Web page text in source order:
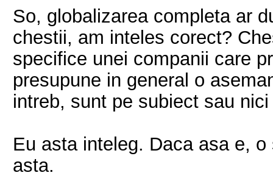
So, globalizarea completa ar
chestii, am inteles corect?
specifice unei companii care
presupune in general o
intreb, sunt pe subiect sau
Eu asta inteleg. Daca asa e,
asta.